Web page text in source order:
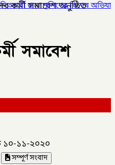
বিশেষ অভিযানে , মাদক সম্রাট
কর্মী সমাবেশ অনুষ্ঠিত
সমাবেশ
১০-১১-২০২০
সম্পূর্ণ সংবাদ